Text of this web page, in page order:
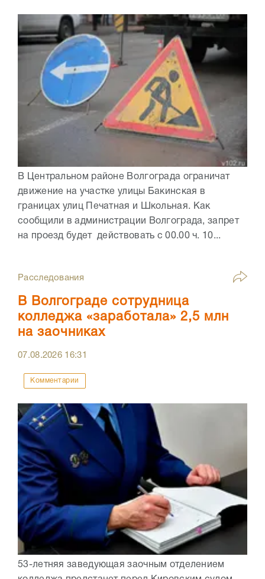
В Центральном районе Волгограда ограничат
движение на участке улицы Бакинская в
границах улиц Печатная и Школьная. Как
сообщили в администрации Волгограда, запрет
на проезд будет действовать с 00.00 ч. 10...
Расследования
В Волгограде сотрудница
колледжа «заработала» 2,5 млн
на заочниках
07.08.2026 16:31
Комментарии
53-летняя заведующая заочным отделением